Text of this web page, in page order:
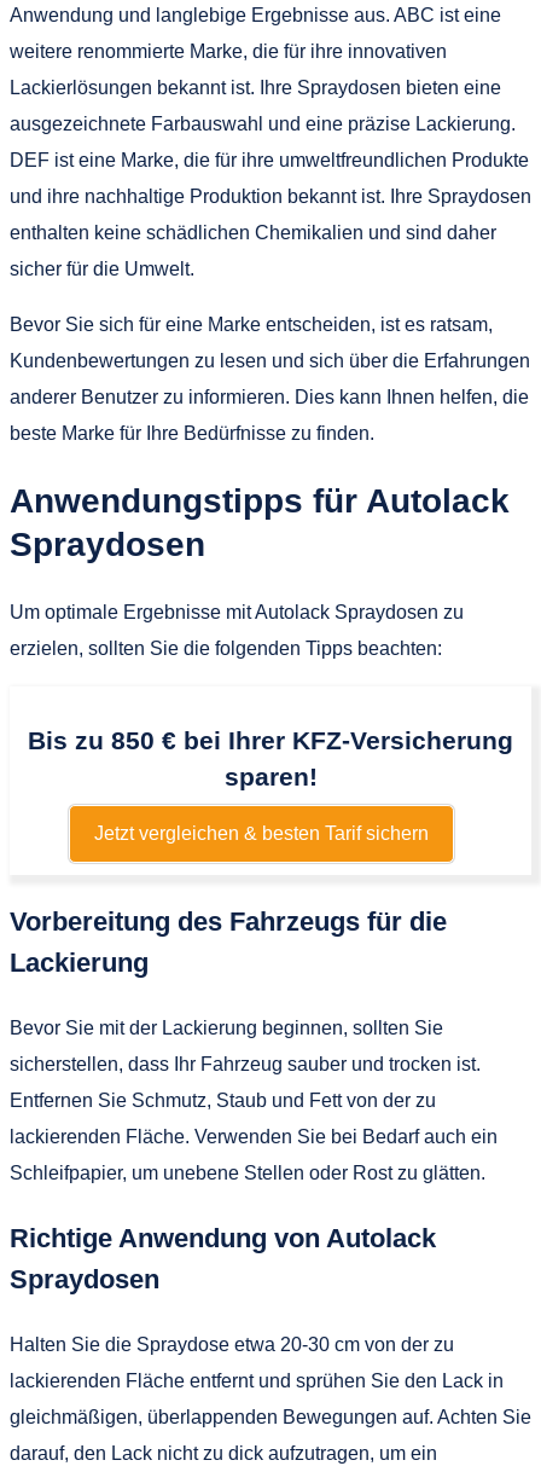
Anwendung und langlebige Ergebnisse aus. ABC ist eine
weitere renommierte Marke, die für ihre innovativen
Lackierlösungen bekannt ist. Ihre Spraydosen bieten eine
ausgezeichnete Farbauswahl und eine präzise Lackierung.
DEF ist eine Marke, die für ihre umweltfreundlichen Produkte
und ihre nachhaltige Produktion bekannt ist. Ihre Spraydosen
enthalten keine schädlichen Chemikalien und sind daher
sicher für die Umwelt.
Bevor Sie sich für eine Marke entscheiden, ist es ratsam,
Kundenbewertungen zu lesen und sich über die Erfahrungen
anderer Benutzer zu informieren. Dies kann Ihnen helfen, die
beste Marke für Ihre Bedürfnisse zu finden.
Anwendungstipps für Autolack
Spraydosen
Um optimale Ergebnisse mit Autolack Spraydosen zu
erzielen, sollten Sie die folgenden Tipps beachten:
Bis zu 850 € bei Ihrer KFZ-Versicherung
sparen!
Jetzt vergleichen & besten Tarif sichern
Vorbereitung des Fahrzeugs für die
Lackierung
Bevor Sie mit der Lackierung beginnen, sollten Sie
sicherstellen, dass Ihr Fahrzeug sauber und trocken ist.
Entfernen Sie Schmutz, Staub und Fett von der zu
lackierenden Fläche. Verwenden Sie bei Bedarf auch ein
Schleifpapier, um unebene Stellen oder Rost zu glätten.
Richtige Anwendung von Autolack
Spraydosen
Halten Sie die Spraydose etwa 20-30 cm von der zu
lackierenden Fläche entfernt und sprühen Sie den Lack in
gleichmäßigen, überlappenden Bewegungen auf. Achten Sie
darauf, den Lack nicht zu dick aufzutragen, um ein